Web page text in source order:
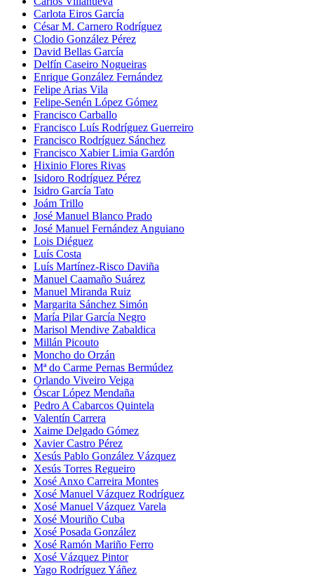
Carlota Eiros García
César M. Carnero Rodríguez
Clodio González Pérez
David Bellas García
Delfín Caseiro Nogueiras
Enrique González Fernández
Felipe Arias Vila
Felipe-Senén López Gómez
Francisco Carballo
Francisco Luís Rodríguez Guerreiro
Francisco Rodríguez Sánchez
Francisco Xabier Limia Gardón
Hixinio Flores Rivas
Isidoro Rodríguez Pérez
Isidro García Tato
Joám Trillo
José Manuel Blanco Prado
José Manuel Fernández Anguiano
Lois Diéguez
Luís Costa
Luís Martínez-Risco Daviña
Manuel Caamaño Suárez
Manuel Miranda Ruiz
Margarita Sánchez Simón
María Pilar García Negro
Marisol Mendive Zabaldica
Millán Picouto
Moncho do Orzán
Mª do Carme Pernas Bermúdez
Orlando Viveiro Veiga
Óscar López Mendaña
Pedro A Cabarcos Quintela
Valentín Carrera
Xaime Delgado Gómez
Xavier Castro Pérez
Xesús Pablo González Vázquez
Xesús Torres Regueiro
Xosé Anxo Carreira Montes
Xosé Manuel Vázquez Rodríguez
Xosé Manuel Vázquez Varela
Xosé Mouriño Cuba
Xosé Posada González
Xosé Ramón Mariño Ferro
Xosé Vázquez Pintor
Yago Rodríguez Yáñez